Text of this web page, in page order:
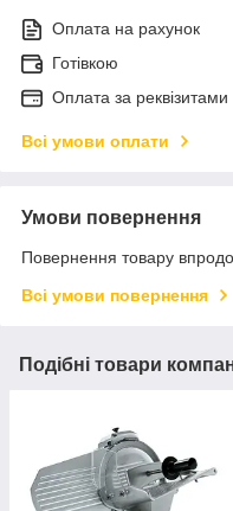
Оплата на рахунок
Готівкою
Оплата за реквізитами
Всі умови оплати
Умови повернення
Повернення товару
Всі умови повернення
Подібні товари